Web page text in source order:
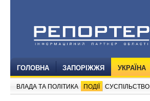
ГОЛОВНА ЗАПОРІЖЖЯ УКРАЇНА
ВЛАДА ТА ПОЛІТИКА ПОДІЇ СУСПІЛЬСТВО